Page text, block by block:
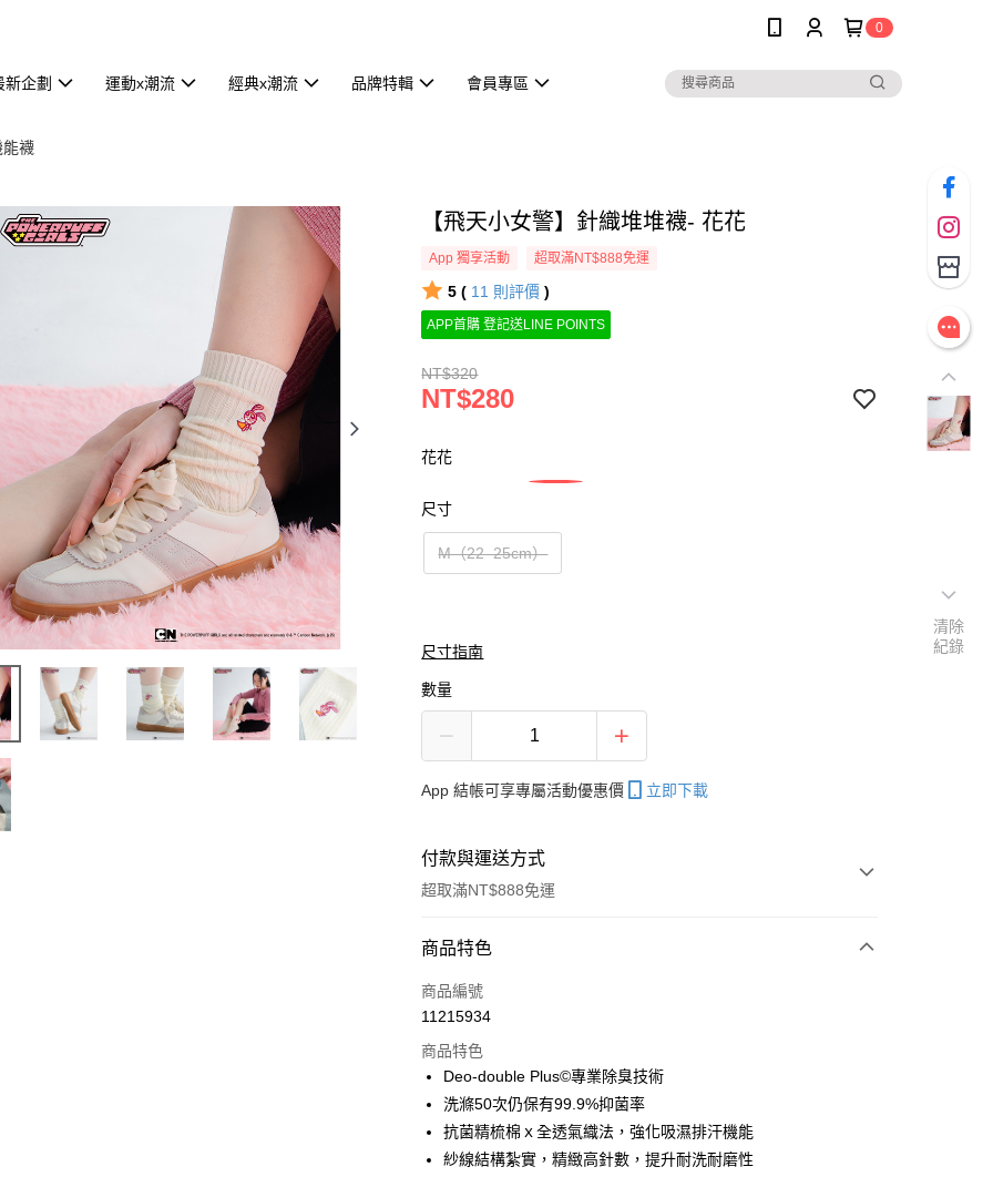
0
新企劃 運動x潮流 經典x潮流 品牌特輯 會員專區
能襪
【飛天小女警】針織堆堆襪- 花花
App 獨享活動 超取滿NT$888免運
5 ( 11 則評價 )
APP首購 登記送LINE POINTS
NT$320
NT$280
花花
尺寸
M（22–25cm）
尺寸指南
數量
App 結帳可享專屬活動優惠價 立即下載
付款與運送方式
超取滿NT$888免運
付款方式
信用卡一次付款
LINE Pay
Apple Pay
ATM付款
商品特色
商品編號
11215934
商品特色
Deo-double Plus©專業除臭技術
洗滌50次仍保有99.9%抑菌率
抗菌精梳棉ｘ全透氣織法，強化吸濕排汗機能
紗線結構紮實，精緻高針數，提升耐洗耐磨性
清除
紀錄